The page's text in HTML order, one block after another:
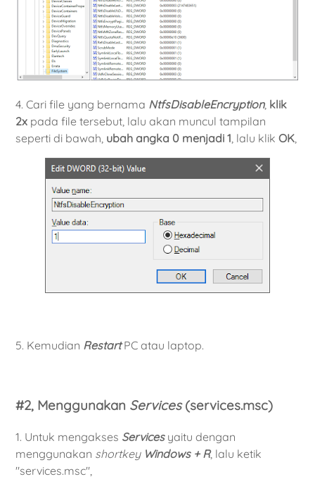
4. Cari file yang bernama NtfsDisableEncryption, klik
2x pada file tersebut, lalu akan muncul tampilan
seperti di bawah, ubah angka 0 menjadi 1, lalu klik OK,
5. Kemudian RestartPC atau laptop.
#2, Menggunakan Services (services.msc)
1. Untuk mengakses Services yaitu dengan
menggunakan shortkey Windows + R, lalu ketik
"services.msc",